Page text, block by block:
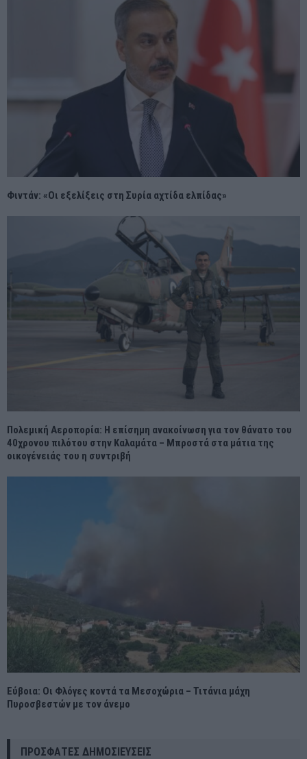
Φιντάν: «Οι εξελίξεις στη Συρία αχτίδα ελπίδας»
Πολεμική Αεροπορία: Η επίσημη ανακοίνωση για τον θάνατο του
40χρονου πιλότου στην Καλαμάτα – Μπροστά στα μάτια της
οικογένειάς του η συντριβή
Εύβοια: Οι Φλόγες κοντά τα Μεσοχώρια – Τιτάνια μάχη
Πυροσβεστών με τον άνεμο
ΠΡΌΣΦΑΤΕΣ ΔΗΜΟΣΙΕΎΣΕΙΣ